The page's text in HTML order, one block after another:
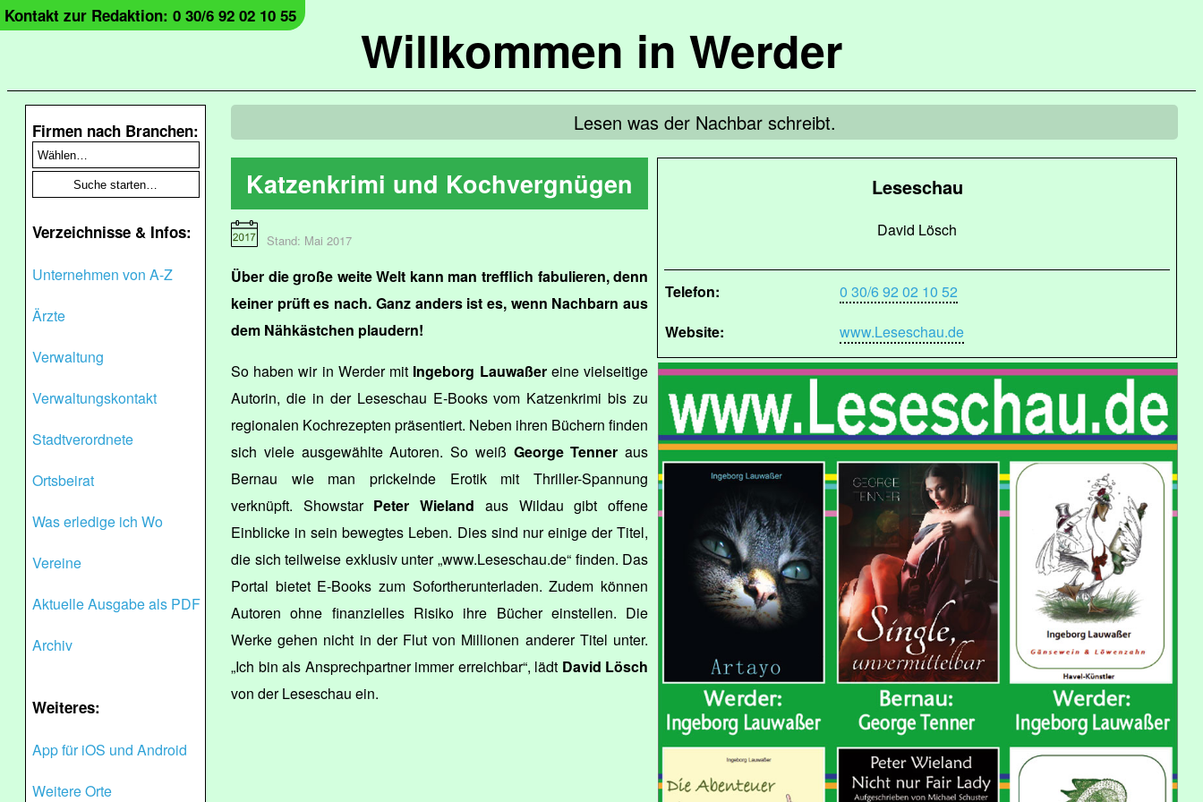
Willkommen in Werder
Kontakt zur Redaktion: 0 30/6 92 02 10 55
Firmen nach Branchen:
Verzeichnisse & Infos:
Unternehmen von A-Z
Ärzte
Verwaltung
Verwaltungskontakt
Stadtverordnete
Ortsbeirat
Was erledige ich Wo
Vereine
Aktuelle Ausgabe als PDF
Archiv
Weiteres:
App für iOS und Android
Weitere Orte
Lesen was der Nachbar schreibt.
Leseschau
David Lösch
Telefon:
0 30/6 92 02 10 52
Website:
www.Leseschau.de
Katzenkrimi und Kochvergnügen
Stand: Mai 2017
Über die große weite Welt kann man trefflich fabulieren, denn
keiner prüft es nach. Ganz anders ist es, wenn Nachbarn aus
dem Nähkästchen plaudern!
So haben wir in Werder mit Ingeborg Lauwaßereine vielseitige
Autorin, die in der Leseschau E-Books vom Katzenkrimi bis zu
regionalen Kochrezepten präsentiert. Neben ihren Büchern finden
sich viele ausgewählte Autoren. So weiß George Tenner aus
Bernau wie man prickelnde Erotik mit Thriller-Spannung
verknüpft. Showstar Peter Wieland aus Wildau gibt offene
Einblicke in sein bewegtes Leben. Dies sind nur einige der Titel,
die sich teilweise exklusiv unter „www.Leseschau.de“ finden. Das
Portal bietet E-Books zum Sofortherunterladen. Zudem können
Autoren ohne finanzielles Risiko ihre Bücher einstellen. Die
Werke gehen nicht in der Flut von Millionen anderer Titel unter.
„Ich bin als Ansprechpartner immer erreichbar“, lädt David Lösch
von der Leseschau ein.